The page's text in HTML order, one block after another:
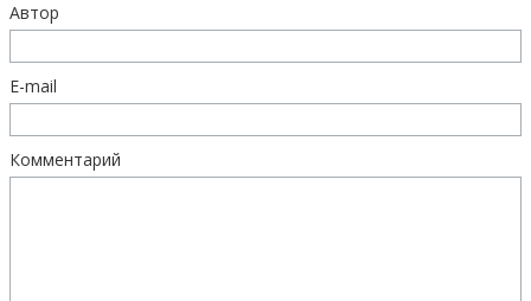
Автор
E-mail
Комментарий